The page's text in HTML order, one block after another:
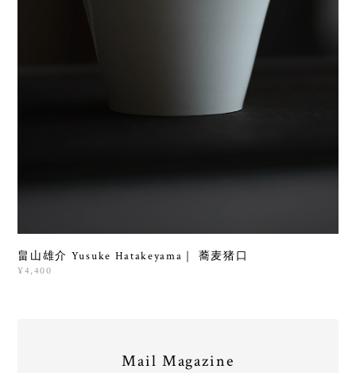
畠山雄介 Yusuke Hatakeyama｜ 蕎麦猪口
¥4,400
Mail Magazine